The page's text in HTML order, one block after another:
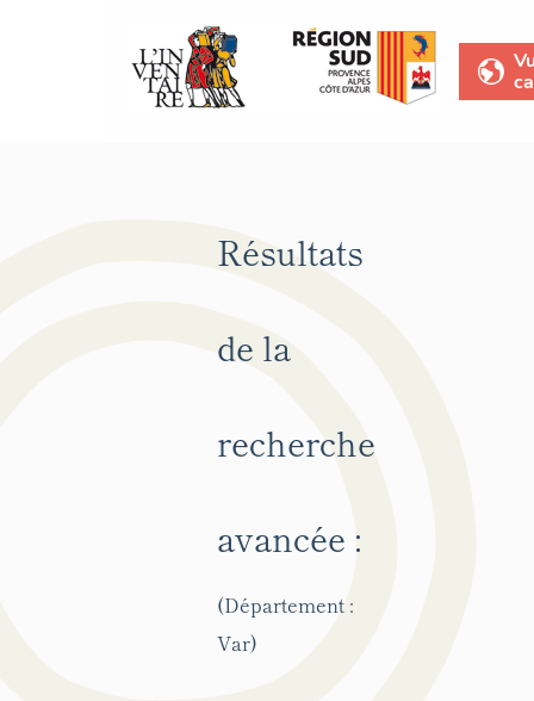
Résultats
de la
recherche
avancée :
(Département :
Var)